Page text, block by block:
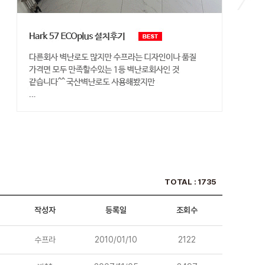
TOTAL : 1735
작성자 등록일 조회수
수프라 2010/01/10 2122